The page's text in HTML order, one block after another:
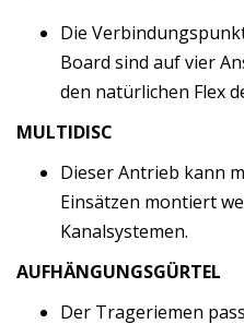
Die
Board sind auf vier
den natürlichen Flex
MULTIDISC
Dieser Antrieb kann
Einsätzen montiert
Kanalsystemen.
AUFHÄNGUNGSGÜRTEL
Der Trageriemen